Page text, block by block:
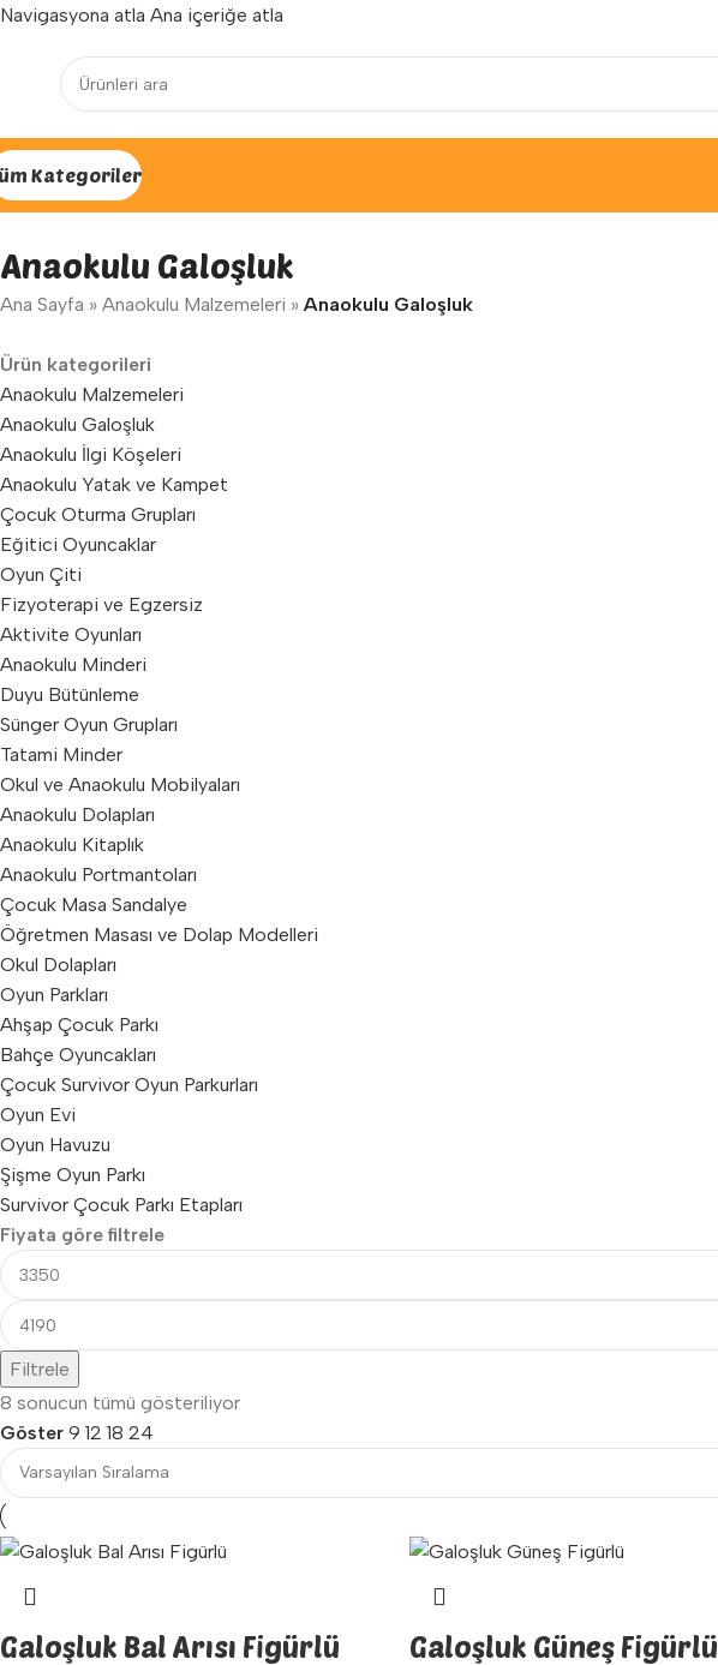
Navigasyona atla Ana içeriğe atla
Yenilenen arayüzümüz ile hizmetinizdeyiz...
Kategoriler
Anaokulu Galoşluk
Ana Sayfa » Anaokulu Malzemeleri » Anaokulu Galoşluk
Ürün kategorileri
Anaokulu Malzemeleri
Anaokulu Galoşluk
Anaokulu İlgi Köşeleri
Anaokulu Yatak ve Kampet
Çocuk Oturma Grupları
Eğitici Oyuncaklar
Oyun Çiti
Fizyoterapi ve Egzersiz
Aktivite Oyunları
Anaokulu Minderi
Duyu Bütünleme
Sünger Oyun Grupları
Tatami Minder
Okul ve Anaokulu Mobilyaları
Anaokulu Dolapları
Anaokulu Kitaplık
Anaokulu Portmantoları
Çocuk Masa Sandalye
Öğretmen Masası ve Dolap Modelleri
Okul Dolapları
Oyun Parkları
Ahşap Çocuk Parkı
Bahçe Oyuncakları
Çocuk Survivor Oyun Parkurları
Oyun Evi
Oyun Havuzu
Şişme Oyun Parkı
Survivor Çocuk Parkı Etapları
Fiyata göre filtrele
Filtrele
8 sonucun tümü gösteriliyor
Göster 9 12 18 24
Galoşluk Bal Arısı Figürlü Galoşluk Güneş Figürlü